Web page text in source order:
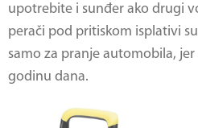
upotrebite i sunđer ako drugi
perači pod pritiskom isplativi
samo za pranje automobila,
godinu dana.